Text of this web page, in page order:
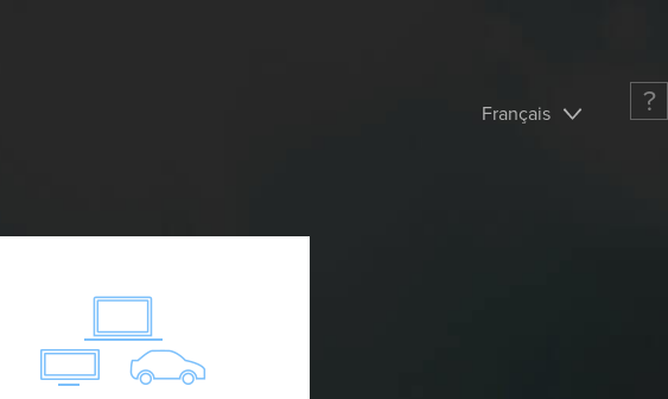
Français ?